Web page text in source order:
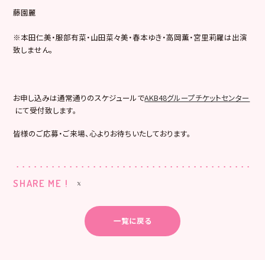
藤園麗
※本田仁美・服部有菜・山田菜々美・春本ゆき・高岡薫・宮里莉羅は出演
致しません。
お申し込みは通常通りのスケジュールでAKB48グループチケットセンター
にて受付致します。
皆様のご応募・ご来場、心よりお待ちいたしております。
SHARE ME !
一覧に戻る